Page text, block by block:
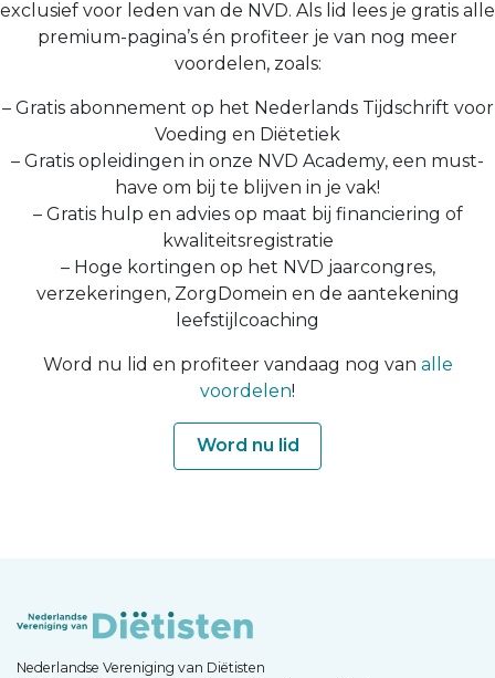
exclusief voor leden van de NVD. Als lid lees je gratis alle
premium-pagina’s én profiteer je van nog meer
voordelen, zoals:
– Gratis abonnement op het Nederlands Tijdschrift voor
Voeding en Diëtetiek
– Gratis opleidingen in onze NVD Academy, een must-
have om bij te blijven in je vak!
– Gratis hulp en advies op maat bij financiering of
kwaliteitsregistratie
– Hoge kortingen op het NVD jaarcongres,
verzekeringen, ZorgDomein en de aantekening
leefstijlcoaching
Word nu lid en profiteer vandaag nog van alle
voordelen!
Word nu lid
Nederlandse Vereniging van Diëtisten